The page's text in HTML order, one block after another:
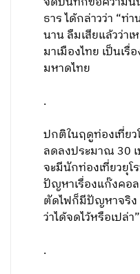
ธาร ได้กล่าวว่า “ท่
นาน ลืมเสียแล้วว่า
มาเมืองไทย เป็นเ
มหาดไทย
.
ปกติในฤดูท่องเที่ย
ลดลงประมาณ 30
จะมีนักท่องเที่ยวยุ
ปัญหาเรื่องแก๊งคอ
ตัดไฟก็มีปัญหาจริง
ว่าได้จดไว้หรือเปล่
.